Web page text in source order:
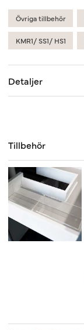
Övriga tillbehör
KMR1/ SS1/ HS1
Detaljer
Tillbehör